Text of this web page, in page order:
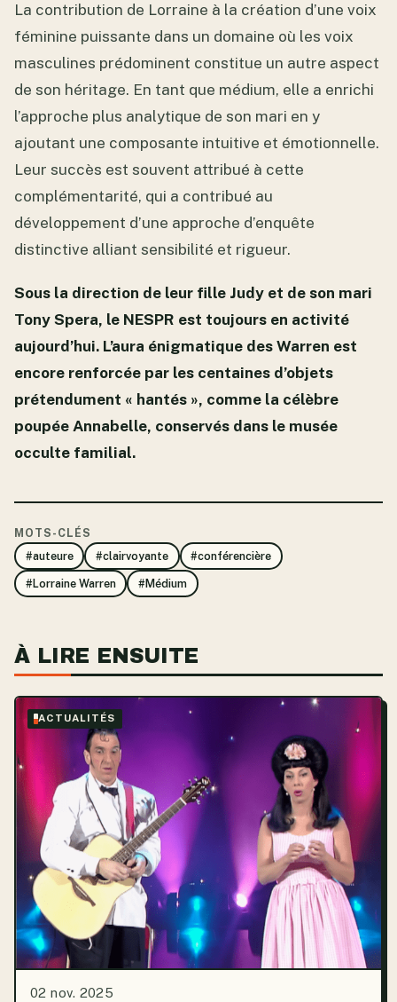
La contribution de Lorraine à la création d’une voix
féminine puissante dans un domaine où les voix
masculines prédominent constitue un autre aspect
de son héritage. En tant que médium, elle a enrichi
l’approche plus analytique de son mari en y
ajoutant une composante intuitive et émotionnelle.
Leur succès est souvent attribué à cette
complémentarité, qui a contribué au
développement d’une approche d’enquête
distinctive alliant sensibilité et rigueur.
Sous la direction de leur fille Judy et de son mari
Tony Spera, le NESPR est toujours en activité
aujourd’hui. L’aura énigmatique des Warren est
encore renforcée par les centaines d’objets
prétendument « hantés », comme la célèbre
poupée Annabelle, conservés dans le musée
occulte familial.
MOTS-CLÉS
#auteure
#clairvoyante #conférencière
#Lorraine Warren #Médium
À LIRE ENSUITE
ACTUALITÉS
02 nov. 2025